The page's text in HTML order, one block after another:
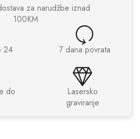
za narudžbe iznad
100KM
24
7 dana povrata
do
Lasersko
graviranje